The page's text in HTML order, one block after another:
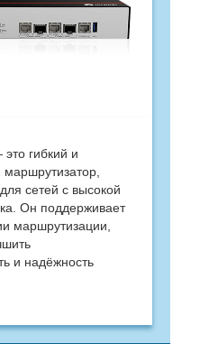
гибкий и
сетей с высокой
Он поддерживает
маршрутизации,
и надёжность